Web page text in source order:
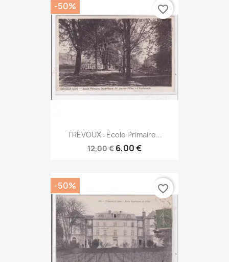
TREVOUX : Ecole Primaire...
12,00 € 6,00 €
-50% favorite_border
-50% favorite_border